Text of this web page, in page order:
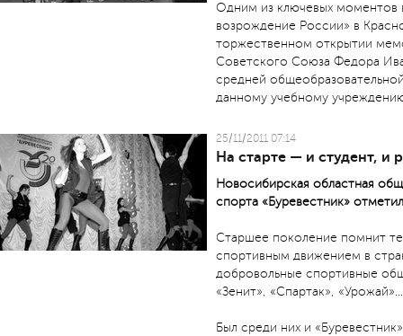
Одним из ключевых моментов
возрождение России» в
торжественном открытии
Советского Союза Федора
средней
данному учебному
25/11/2011 07:14
На старте — и студент, и
Новосибирская областная
спорта «Буревестник»
Старшее поколение помнит
спортивным движением в
добровольные спортивные
«Зенит», «Спартак», «Урожай»…
Был среди них и